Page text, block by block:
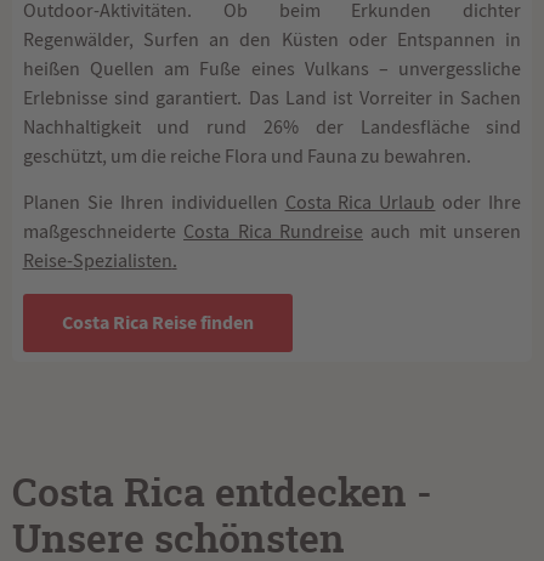
Outdoor-Aktivitäten. Ob beim Erkunden dichter
Regenwälder, Surfen an den Küsten oder Entspannen in
heißen Quellen am Fuße eines Vulkans – unvergessliche
Erlebnisse sind garantiert. Das Land ist Vorreiter in Sachen
Nachhaltigkeit und rund 26% der Landesfläche sind
geschützt, um die reiche Flora und Fauna zu bewahren.
Planen Sie Ihren individuellen Costa Rica Urlaub oder Ihre
maßgeschneiderte Costa Rica Rundreise auch mit unseren
Reise-Spezialisten.
Costa Rica Reise finden
Costa Rica entdecken -
Unsere schönsten